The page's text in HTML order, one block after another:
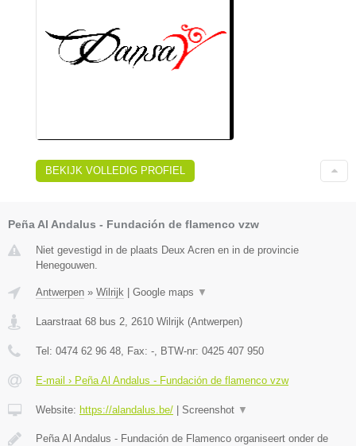
BEKIJK VOLLEDIG PROFIEL
Peña Al Andalus - Fundación de flamenco vzw
Niet gevestigd in de plaats Deux Acren en in de provincie
Henegouwen.
Antwerpen » Wilrijk | Google maps ▼
Laarstraat 68 bus 2 2610 Wilrijk (Antwerpen)
Tel: 0474 62 96 48 , Fax: - , BTW-nr: 0425 407 950
E-mail › Peña Al Andalus - Fundación de flamenco vzw
Website: https://alandalus.be/ | Screenshot ▼
Peña Al Andalus - Fundación de Flamenco organiseert onder de